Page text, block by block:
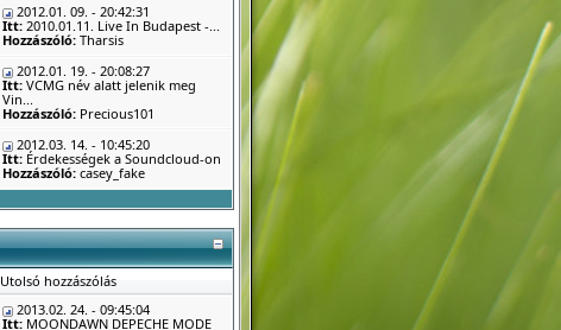
2012.01. 09. - 20:42:31
Itt: 2010.01.11. Live In Budapest -...
Hozzászóló: Tharsis
2012.01. 19. - 20:08:27
Itt: VCMG név alatt jelenik meg
Vin...
Hozzászóló: Precious101
2012.03. 14. - 10:45:20
Itt: Érdekességek a Soundcloud-on
Hozzászóló: casey_fake
Utolsó hozzászólás
2013.02. 24. - 09:45:04
Itt: MOONDAWN DEPECHE MODE